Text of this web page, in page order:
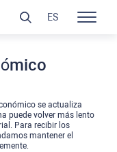
se actualiza
puede volver más lento
Para recibir los
mantener el
ES